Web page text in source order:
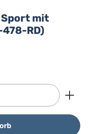
Sport mit
RD)
Wert ein